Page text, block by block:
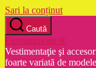
Sari la conținut
Caută
Euroanimode ®
Vestimentaţie şi
foarte variată de